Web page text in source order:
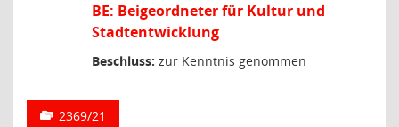
BE: Beigeordneter für Kultur und
Stadtentwicklung
Beschluss: zur Kenntnis genommen
2369/21